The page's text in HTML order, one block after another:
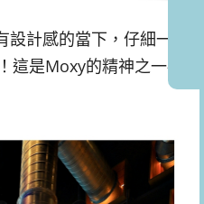
計感的當下，仔細一
這是Moxy的精神之一–